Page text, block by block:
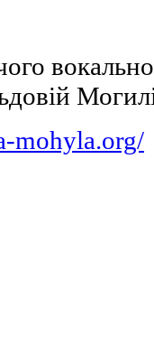
mohyla.org/